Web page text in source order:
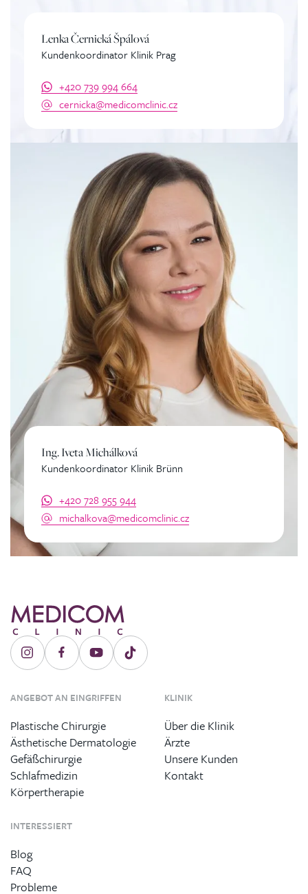
Lenka Černická Špálová
Kundenkoordinator Klinik Prag
+420 739 994 664
cernicka@medicomclinic.cz
Ing. Iveta Michálková
Kundenkoordinator Klinik Brünn
+420 728 955 944
michalkova@medicomclinic.cz
ANGEBOT AN EINGRIFFEN
Plastische Chirurgie
Ästhetische Dermatologie
Gefäßchirurgie
Schlafmedizin
Körpertherapie
KLINIK
Über die Klinik
Ärzte
Unsere Kunden
Kontakt
INTERESSIERT
Blog
FAQ
Probleme